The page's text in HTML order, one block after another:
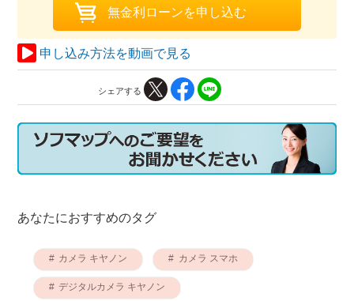
申し込み方法を動画で見る
シェアする
あなたにおすすめのタグ
カメラ キヤノン カメラ スマホ
デジタルカメラ キヤノン